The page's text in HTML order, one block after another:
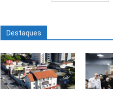
Destaques